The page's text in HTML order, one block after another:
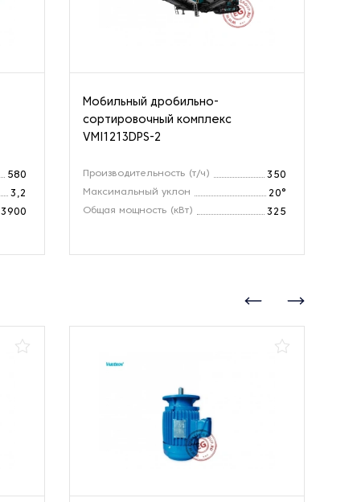
580
3,2
3900
Мобильный дробильно-
сортировочный комплекс
VMI1213DPS-2
Производительность (т/ч)
350
Максимальный уклон
20°
Общая мощность (кВт)
325